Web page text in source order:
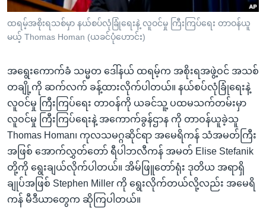
ကျော်
ကြည့်
ရန်
ရန်
နေရာ
သို့
ကျော်
ရန်
ထရမ့်အစိုးရသစ်မှာ နယ်စပ်လုံခြုံရေးနဲ့ လူဝင်မှု ကြီးကြပ်ရေး တာဝန်ယူ
မယ့် Thomas Homan (ယခင်ပုံဟောင်း)
အရွေးကောက်ခံ သမ္မတ ဒေါ်နယ် ထရမ့်က အစိုးရအဖွဲ့ဝင် အသစ်
တချို့ကို ဆက်လက် ခန့်ထားလိုက်ပါတယ်။ နယ်စပ်လုံခြုံရေးနဲ့
လူဝင်မှု ကြီးကြပ်ရေး တာဝန်ကို ယခင်သူ့ ပထမသက်တမ်းမှာ
လူဝင်မှု ကြီးကြပ်ရေးနဲ့ အကောက်ခွန်ဌာန ကို တာဝန်ယူခဲ့သူ
Thomas Homan၊ ကုလသမဂ္ဂဆိုင်ရာ အမေရိကန် သံအမတ်ကြီး
အဖြစ် အောက်လွှတ်တော် ရီပါဘလီကန် အမတ် Elise Stefanik
တို့ကို ရွေးချယ်လိုက်ပါတယ်။ အိမ်ဖြူတော်ရုံး ဒုတိယ အရာရှိ
ချုပ်အဖြစ် Stephen Miller ကို ရွေးလိုက်တယ်လို့လည်း အမေရိ
ကန် မီဒီယာတွေက ဆိုကြပါတယ်။